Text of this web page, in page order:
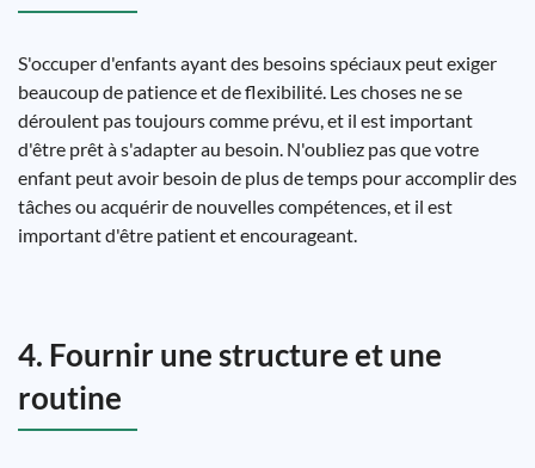
S'occuper d'enfants ayant des besoins spéciaux peut exiger
beaucoup de patience et de flexibilité. Les choses ne se
déroulent pas toujours comme prévu, et il est important
d'être prêt à s'adapter au besoin. N'oubliez pas que votre
enfant peut avoir besoin de plus de temps pour accomplir des
tâches ou acquérir de nouvelles compétences, et il est
important d'être patient et encourageant.
4. Fournir une structure et une
routine